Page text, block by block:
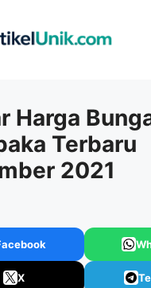
Harga
Terbaru
2021
X